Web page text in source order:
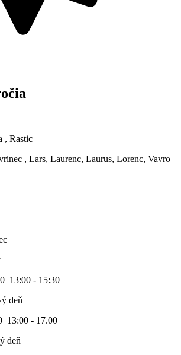
, Rastic
, Lars, Laurenc, Laurus, Lorenc, Vavro
13:00 - 15:30
deň
13:00 - 17.00
deň